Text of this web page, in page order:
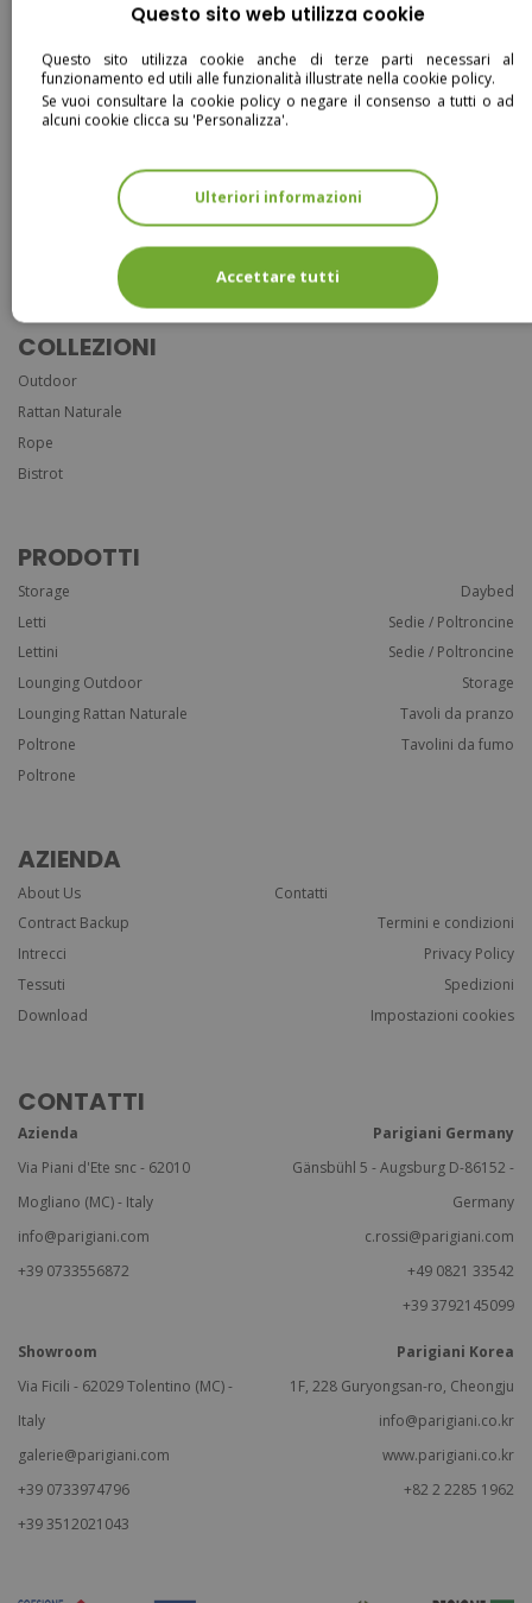
COLLEZIONI
Outdoor
Rattan Naturale
Rope
Bistrot
PRODOTTI
Storage
Letti
Lettini
Lounging Outdoor
Lounging Rattan Naturale
Poltrone
Poltrone
Daybed
Sedie / Poltroncine
Sedie / Poltroncine
Storage
Tavoli da pranzo
Tavolini da fumo
AZIENDA
About Us
Contract Backup
Intrecci
Tessuti
Download
Contatti
Termini e condizioni
Privacy Policy
Spedizioni
Impostazioni cookies
CONTATTI
Azienda
Via Piani d'Ete snc - 62010
Mogliano (MC) - Italy
info@parigiani.com
+39 0733556872
Parigiani Germany
Gänsbühl 5 - Augsburg D-86152 -
Germany
c.rossi@parigiani.com
+49 0821 33542
+39 3792145099
Showroom
Via Ficili - 62029 Tolentino (MC) -
Italy
galerie@parigiani.com
+39 0733974796
+39 3512021043
Parigiani Korea
1F, 228 Guryongsan-ro, Cheongju
info@parigiani.co.kr
www.parigiani.co.kr
+82 2 2285 1962
Questo sito web utilizza cookie
Questo sito utilizza cookie anche di terze parti necessari al
funzionamento ed utili alle funzionalità illustrate nella cookie policy.
Se vuoi consultare la cookie policy o negare il consenso a tutti o ad
alcuni cookie clicca su 'Personalizza'.
Ulteriori informazioni
Accettare tutti